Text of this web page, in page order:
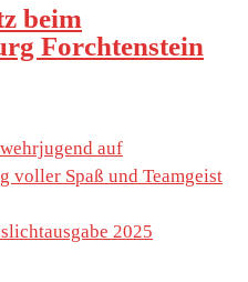
beim
Forchtenstein
auf
voller Spaß und Teamgeist
2025